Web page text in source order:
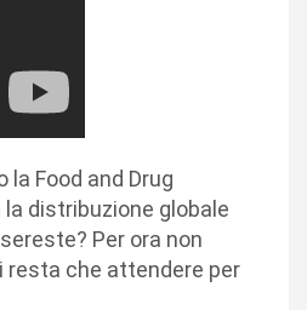
Food and Drug
distribuzione globale
Per ora non
resta che attendere per